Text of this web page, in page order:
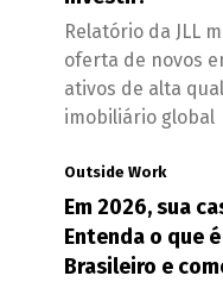
Relatório da JLL
oferta de novos
ativos de alta
imobiliário global
Outside Work
Em 2026, sua
Entenda o que
Brasileiro e